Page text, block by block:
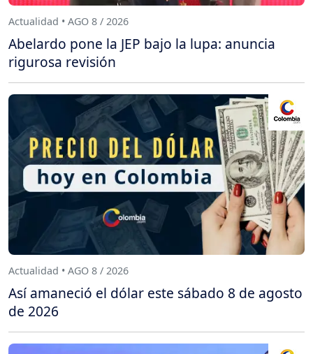
Actualidad • AGO 8 / 2026
Abelardo pone la JEP bajo la lupa: anuncia
rigurosa revisión
Actualidad • AGO 8 / 2026
Así amaneció el dólar este sábado 8 de agosto
de 2026